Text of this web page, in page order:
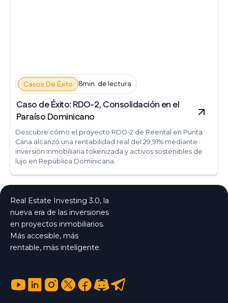
Casos De Éxito 8min. de lectura
Caso de Éxito: RDO-2, Consolidación en el
Paraíso Dominicano
Descubre cómo el proyecto RDO-2 de Reental en Punta
Cana alcanzó una rentabilidad real del 29,91% mediante
inversión inmobiliaria tokenizada y activos sostenibles de
lujo en República Dominicana.
Real Estate Investing 3.0, la
nueva era de las inversiones
en proyectos inmobiliarios.
Más accesible, más
rentable, más inteligente.